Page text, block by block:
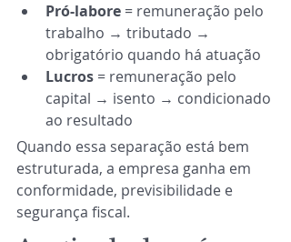
Pró-labore = remuneração pelo
trabalho → tributado →
obrigatório quando há atuação
Lucros = remuneração pelo
capital → isento → condicionado
ao resultado
Quando essa separação está bem
estruturada, a empresa ganha em
conformidade, previsibilidade e
segurança fiscal.